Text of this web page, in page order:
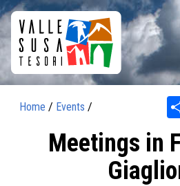
Home / Events /
Meetings in